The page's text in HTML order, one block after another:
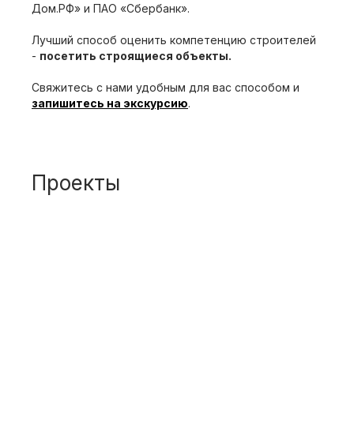
Дом.РФ» и ПАО «Сбербанк».
Лучший способ оценить компетенцию строителей
- посетить строящиеся объекты.
Свяжитесь с нами удобным для вас способом и
запишитесь на экскурсию.
Проекты